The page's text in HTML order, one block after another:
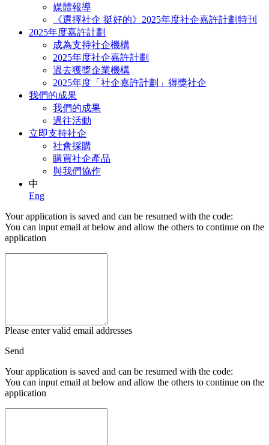
媒體報導
《選擇社企 挺好的》2025年度社企嘉許計劃特刊
2025年度嘉許計劃
成為支持社企機構
2025年度社企嘉許計劃
過去獲獎企業機構
2025年度「社企嘉許計劃」得獎社企
我們的成果
我們的成果
過往活動
立即支持社企
社會採購
購買社企產品
與我們協作
中
Eng
Your application is saved and can be resumed with the code:
You can input email at below and allow the others to continue on the
application
Please enter valid email addresses
Send
Your application is saved and can be resumed with the code:
You can input email at below and allow the others to continue on the
application